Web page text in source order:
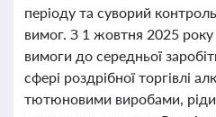
періоду та суворий
вимог. З 1 жовтня 2025 року
вимоги до середньої
сфері роздрібної торгівлі
тютюновими виробами,